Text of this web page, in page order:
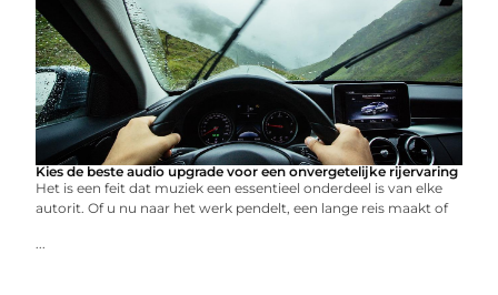
Kies de beste audio upgrade voor een onvergetelijke rijervaring
Het is een feit dat muziek een essentieel onderdeel is van elke
autorit. Of u nu naar het werk pendelt, een lange reis maakt of
...